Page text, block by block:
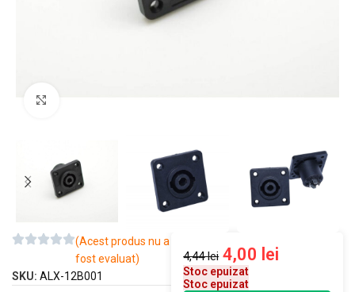
(Acest produs nu a
fost evaluat)
SKU: ALX-12B001
4,44lei 4,00 lei
Stoc epuizat
Stoc epuizat